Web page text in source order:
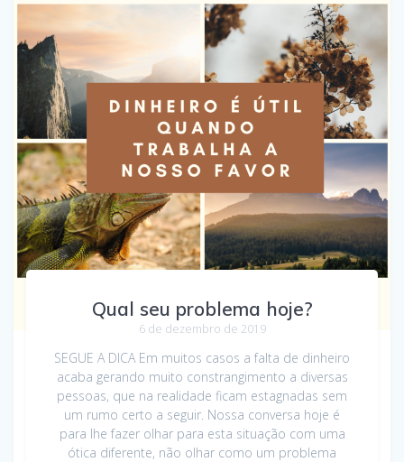
Qual seu problema hoje?
6 de dezembro de 2019
SEGUE A DICA Em muitos casos a falta de dinheiro
acaba gerando muito constrangimento a diversas
pessoas, que na realidade ficam estagnadas sem
um rumo certo a seguir. Nossa conversa hoje é
para lhe fazer olhar para esta situação com uma
ótica diferente, não olhar como um problema